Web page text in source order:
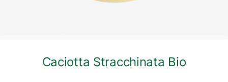
Caciotta Stracchinata Bio